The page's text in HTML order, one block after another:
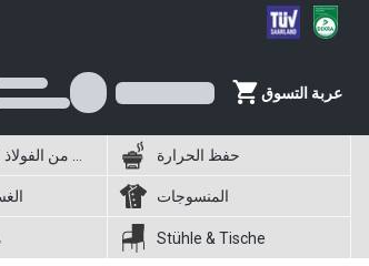
عربة التسوق
حفظ الحرارة
المنسوجات
Stühle & Tische